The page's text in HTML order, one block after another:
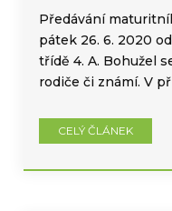
Předávání
pátek 26. 6. 2020
třídě 4. A. Bohužel
rodiče či známí. V
CELÝ ČLÁNEK